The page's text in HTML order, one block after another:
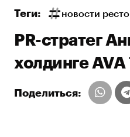
Теги: новости
PR-стратег
холдинге
Поделиться: